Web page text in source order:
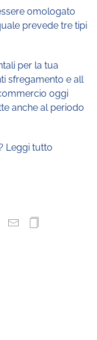
omologato
prevede tre tipi
per la tua
sfregamento e all
oggi
anche al periodo
Leggi tutto